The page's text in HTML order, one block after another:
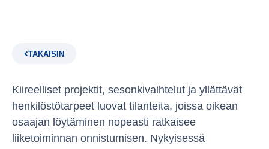
TAKAISIN
Kiireelliset projektit, sesonkivaihtelut ja yllättävät
henkilöstötarpeet luovat tilanteita, joissa oikean
osaajan löytäminen nopeasti ratkaisee
liiketoiminnan onnistumisen. Nykyisessä